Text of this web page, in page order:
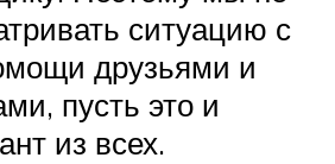
ситуацию с
друзьями и
пусть это и
из всех.